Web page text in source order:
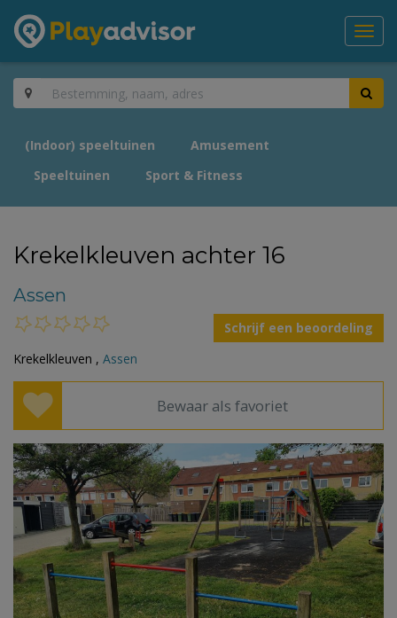
(Indoor) speeltuinen
Amusement
Speeltuinen
Sport & Fitness
Krekelkleuven achter 16
Assen
Schrijf een beoordeling
Krekelkleuven , Assen
Bewaar als favoriet